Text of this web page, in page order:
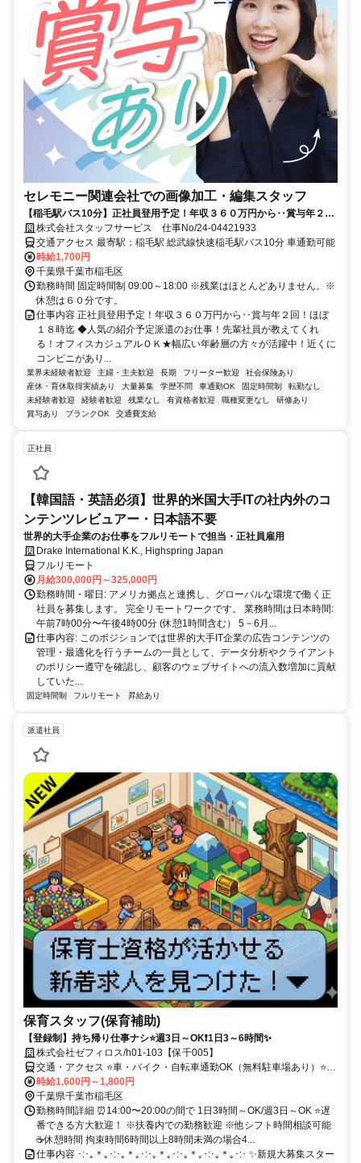
セレモニー関連会社での画像加工・編集スタッフ
【稲毛駅バス10分】正社員登用予定！年収３６０万円から‥賞与年２
回！ほぼ１８時迄
株式会社スタッフサービス 仕事No/24-04421933
交通アクセス 最寄駅：稲毛駅 総武線快速稲毛駅バス10分 車通勤可能
時給1,700円
千葉県千葉市稲毛区
勤務時間 固定時間制 09:00～18:00 ※残業はほとんどありません。※
休憩は６０分です。
仕事内容 正社員登用予定！年収３６０万円から‥賞与年２回！ほぼ
１８時迄 ◆人気の紹介予定派遣のお仕事！先輩社員が教えてくれ
る！オフィスカジュアルＯＫ★幅広い年齢層の方々が活躍中！近くに
コンビニがあり...
業界未経験者歓迎 主婦・主夫歓迎 長期 フリーター歓迎
社会保険あり
産休・育休取得実績あり
大量募集 学歴不問 車通勤OK 固定時間制
転勤なし
未経験者歓迎
経験者歓迎 残業なし 有資格者歓迎 職種変更なし
研修あり
賞与あり
ブランクOK 交通費支給
正社員
【韓国語・英語必須】世界的米国大手ITの社内外のコ
ンテンツレビュアー・日本語不要
世界的大手企業のお仕事をフルリモートで担当・正社員雇用
Drake International K.K., Highspring Japan
フルリモート
月給300,000円～325,000円
勤務時間・曜日: アメリカ拠点と連携し、グローバルな環境で働く正
社員を募集します。 完全リモートワークです。 業務時間は日本時間:
午前7時00分〜午後4時00分 (休憩1時間含む） 5－6月...
仕事内容: このポジションでは世界的大手IT企業の広告コンテンツの
管理・最適化を行うチームの一員として、データ分析やクライアント
のポリシー遵守を確認し、顧客のウェブサイトへの流入数増加に貢献
していた...
固定時間制 フルリモート 昇給あり
派遣社員
保育スタッフ(保育補助)
【登録制】持ち帰り仕事ナシ⭐週3日～OK❗1日3～6時間✨
株式会社ゼフィロス/h01-103【保千005】
交通・アクセス ⭐車・バイク・自転車通勤OK（無料駐車場あり）⭐交
通費全額支給 ⭐お給料即払いOK♪
時給1,600円～1,800円
千葉県千葉市稲毛区
勤務時間詳細 ⏰14:00〜20:00の間で 1日3時間～OK/週3日～OK ⭐遅
番できる方大歓迎！ ※扶養内での勤務歓迎 ※他シフト時間相談可能
☕休憩時間 拘束時間6時間以上8時間未満の場合4...
仕事内容 ･:･｡＊｡･:･｡＊｡･:･｡＊｡･:･｡＊｡･:･｡＊｡･:･ ✨新規大募集スター